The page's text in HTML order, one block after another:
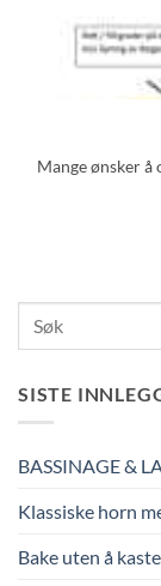
Mange ønsker å
SISTE
BASSINAGE &
Klassiske horn
Bake uten å